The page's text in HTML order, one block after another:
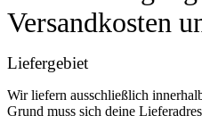
Versandkosten
Liefergebiet
Wir liefern ausschließlich
Grund muss sich deine